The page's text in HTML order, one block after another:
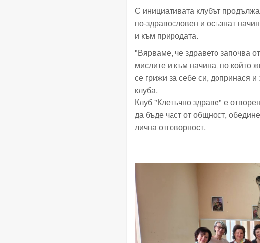
С инициативата клубът
по-здравословен и осъзнат
и към природата.
"Вярваме, че здравето започва
мислите и към начина, по който
се грижи за себе си, допринася
клуба.
Клуб "Клетъчно здраве" е
да бъде част от общност,
лична отговорност.